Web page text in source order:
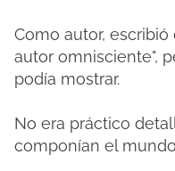
Como autor,
autor omnisciente",
podía mostrar.
No era práctico
componían el